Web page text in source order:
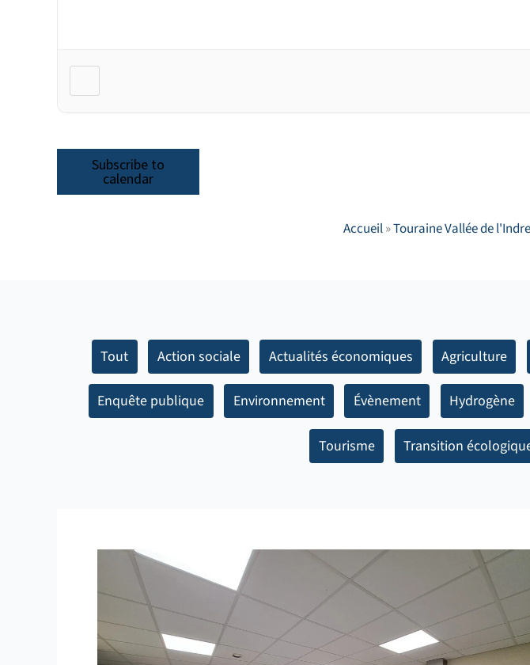
Subscribe to
calendar
Accueil»Touraine Vallée de l'Indre
Tout Action sociale Actualités économiques Agriculture
Enquête publique Environnement Évènement Hydrogène
Tourisme Transition